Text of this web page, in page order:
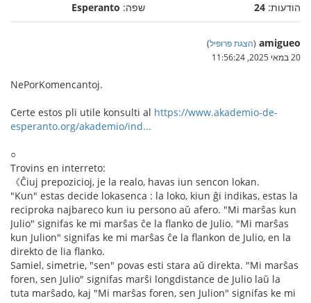
הודעות: 24 שפה: Esperanto
amigueo
(הצגת פרופיל)
20 במאי 2025, 11:56:24
NePorKomencantoj.
Certe estos pli utile konsulti al https://www.akademio-de-
esperanto.org/akademio/ind...
○
Trovins en interreto:
《Ĉiuj prepozicioj, je la realo, havas iun sencon lokan.
"Kun" estas decide lokasenca : la loko, kiun ĝi indikas, estas la
reciproka najbareco kun iu persono aŭ afero. "Mi marŝas kun
Julio" signifas ke mi marŝas ĉe la flanko de Julio. "Mi marŝas
kun Julion" signifas ke mi marŝas ĉe la flankon de Julio, en la
direkto de lia flanko.
Samiel, simetrie, "sen" povas esti stara aŭ direkta. "Mi marŝas
foren, sen Julio" signifas marŝi longdistance de Julio laŭ la
tuta marŝado, kaj "Mi marŝas foren, sen Julion" signifas ke mi